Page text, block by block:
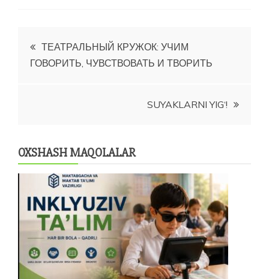
Post
menyusi
ТЕАТРАЛЬНЫЙ КРУЖОК: УЧИМ
ГОВОРИТЬ, ЧУВСТВОВАТЬ И ТВОРИТЬ
SUYAKLARNI YIG‘!
OXSHASH MAQOLALAR